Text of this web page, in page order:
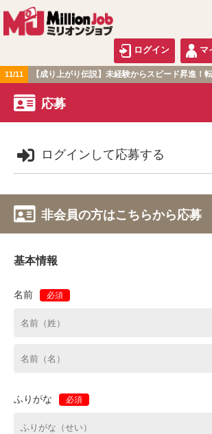
ログイン マ
11/11 【成り上がり伝説】未経験からスピード昇進！転職を重ねて見つけた
関東版
応募
ログインして応募する
非会員の方はこちらから応募
基本情報
名前 必須
ふりがな 必須